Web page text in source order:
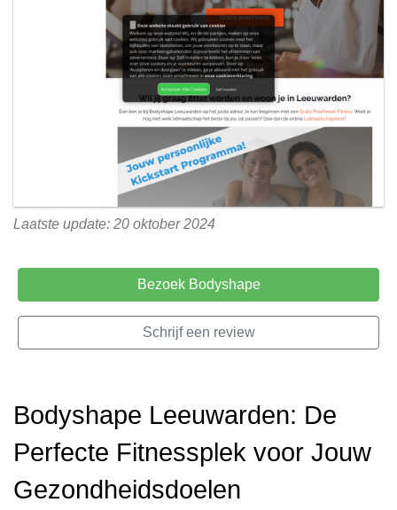
Laatste update: 20 oktober 2024
Bezoek Bodyshape
Schrijf een review
Bodyshape Leeuwarden: De
Perfecte Fitnessplek voor Jouw
Gezondheidsdoelen